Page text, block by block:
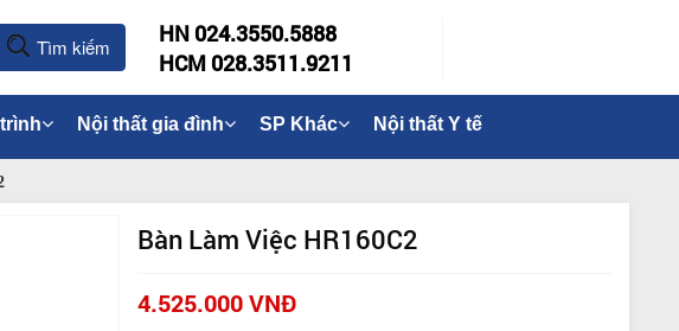
Tìm kiếm
HN 024.3550.5888
HCM 028.3511.9211
Nội thất gia đình SP Khác Nội thất Y tế
Bàn Làm Việc HR160C2
4.525.000 VNĐ